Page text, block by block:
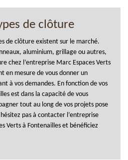
de clôture
de clôture existent sur le marché.
aluminium, grillage ou autres,
chez l’entreprise Marc Espaces Verts
en mesure de vous donner un
à vos demandes. En fonction de vos
est dans la capacité de vous
tout au long de vos projets pose
pas à contacter l’entreprise
Verts à Fontenailles et bénéficiez